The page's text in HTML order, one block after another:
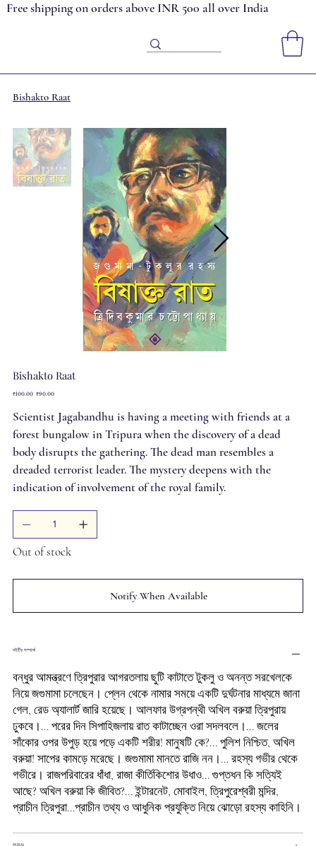
Free shipping on orders above INR 500 all over India
Bishakto Raat
Bishakto Raat
Original
₹100.00 Sale
₹90.00
Scientist Jagabandhu is having a meeting with friends at a
forest bungalow in Tripura when the discovery of a dead
body disrupts the gathering. The dead man resembles a
dreaded terrorist leader. The mystery deepens with the
indication of involvement of the royal family.
Out of stock
Notify When Available
বইটির সম্পর্কে
বন্ধুর আমন্ত্রণে ত্রিপুরার আগরতলায় ছুটি কাটাতে টুকলু ও অনন্ত সরখেলকে
নিয়ে জগুমামা চলেছেন। প্লেন থেকে নামার সময়ে একটি দুর্ঘটনার মাধ্যমে জানা
গেল, রেড অ্যালার্ট জারি হয়েছে। আলফার উগ্রপন্থী অখিল বরুয়া ত্রিপুরায়
ঢুকবে।... পরের দিন সিপাহিজলায় রাত কাটাচ্ছেন ওরা সদলবলে।... জলের
সাঁকোর ওপর উপুড় হয়ে পড়ে একটি শরীর! মানুষটি কে?... পুলিশ নিশ্চিত, অখিল
বরুয়া! সাপের কামড়ে মরেছে। জগুমামা মানতে রাজি নন।... রহস্য গভীর থেকে
গভীরে। রাজপরিবারের ধাঁধা, রাজা কীর্তিকিশোর উধাও... গুপ্তধন কি সত্যিই
আছে? অখিল বরুয়া কি জীবিত?... ইন্টারনেট, মোবাইল, ত্রিপুরেশ্বরী মন্দির,
প্রাচীন ত্রিপুরা...প্রাচীন তথ্য ও আধুনিক প্রযুক্তি নিয়ে ঝোড়ো রহস্য কাহিনি।
ISBN